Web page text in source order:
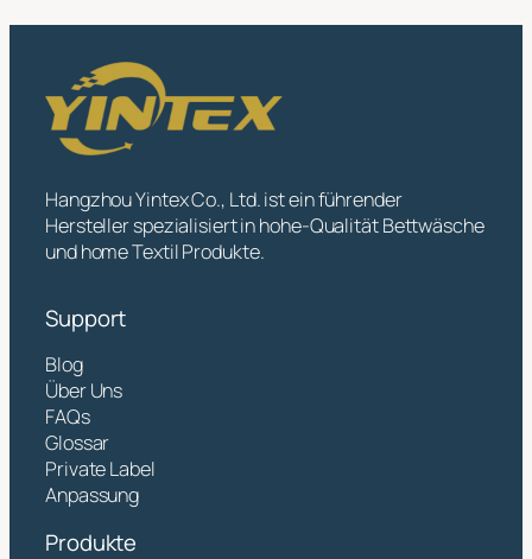
Hangzhou Yintex Co., Ltd. ist ein führender
Hersteller spezialisiert in hohe-Qualität Bettwäsche
und home Textil Produkte.
Support
Blog
Über Uns
FAQs
Glossar
Private Label
Anpassung
Produkte